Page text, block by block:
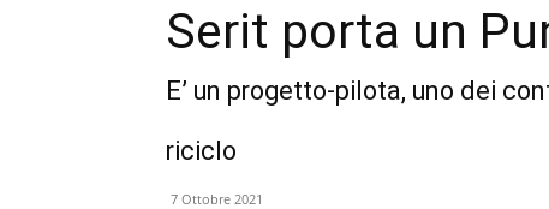
Serit porta un
E’ un progetto-pilota, uno dei
riciclo
7 Ottobre 2021